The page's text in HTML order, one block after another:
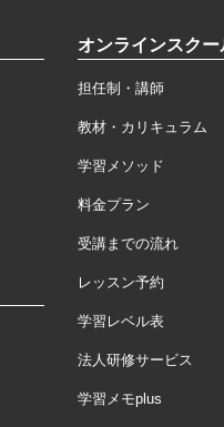
オンラインスクー
担任制・講師
教材・カリキュラム
学習メソッド
料金プラン
受講までの流れ
レッスン予約
学習レベル表
法人研修サービス
学習メモplus